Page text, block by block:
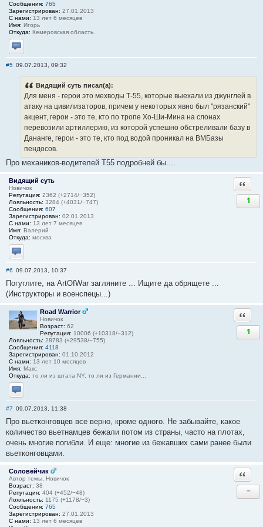
Сообщения: 765
Зарегистрирован: 27.01.2013
С нами: 13 лет 6 месяцев
Имя: Игорь
Откуда: Кемеровская область.
Отправить личное сообщение
#5 09.07.2013, 09:32
Видящий суть писал(а):
Для меня - герои это мехводы Т-55, которые выехали из джунглей в
атаку на цивилизаторов, причем у некоторых явно был "рязанский"
акцент, герои - это те, кто по тропе Хо-Ши-Мина на слонах
перевозили артиллерию, из которой успешно обстреливали базу в
Дананге, герои - это те, кто под водой проникал на ВМБазы
пендосов.
Про механиков-водителей Т55 подробней бы....
Видящий суть
Новичок
Репутация: 2362 (+2714/−352)
Лояльность: 3284 (+4031/−747)
Сообщения: 607
Зарегистрирован: 02.01.2013
С нами: 13 лет 7 месяцев
Имя: Валерий
Откуда: москва
Отправить личное сообщение
1
#6 09.07.2013, 10:37
Погуглите, на ArtOfWar загляните ... Ищите да обрящете ...
(Инструкторы и военспецы...)
Road Warrior
Новичок
Возраст: 62
Репутация: 10006 (+10318/−312)
Лояльность: 28783 (+29538/−755)
Сообщения: 4118
Зарегистрирован: 01.10.2012
С нами: 13 лет 10 месяцев
Имя: Макс
Откуда: то ли из штата NY, то ли из Германии...
Отправить личное сообщение
1
#7 09.07.2013, 11:38
Про вьетконговцев все верно, кроме одного. Не забывайте, какое
количество вьетнамцев бежали потом из страны, часто на плотах,
очень многие погибли. И еще: многие из бежавших сами ранее были
вьетконговцами.
Соловейчик
Автор темы, Новичок
Возраст: 38
Репутация: 404 (+452/−48)
Лояльность: 1175 (+1178/−3)
Сообщения: 765
Зарегистрирован: 27.01.2013
С нами: 13 лет 6 месяцев
−